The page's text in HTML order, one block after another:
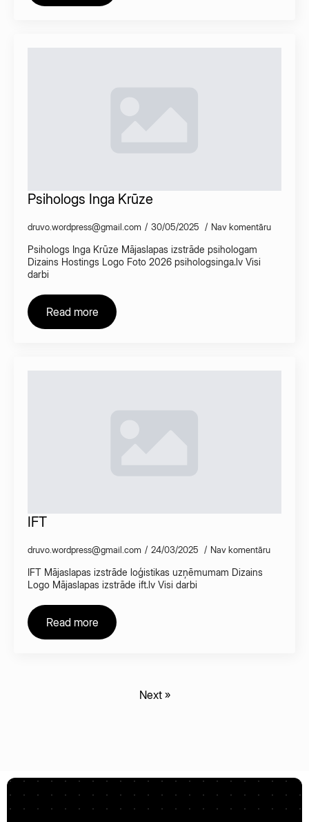
Psihologs Inga Krūze
druvo.wordpress@gmail.com 30/05/2025 Nav komentāru
Psihologs Inga Krūze Mājaslapas izstrāde psihologam
Dizains Hostings Logo Foto 2026 psihologsinga.lv Visi
darbi
Read more
IFT
druvo.wordpress@gmail.com 24/03/2025 Nav komentāru
IFT Mājaslapas izstrāde loģistikas uzņēmumam Dizains
Logo Mājaslapas izstrāde ift.lv Visi darbi
Read more
Next »